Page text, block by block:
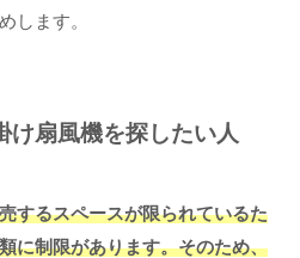
します。
け扇風機を探したい人
するスペースが限られているた
に制限があります。そのため、